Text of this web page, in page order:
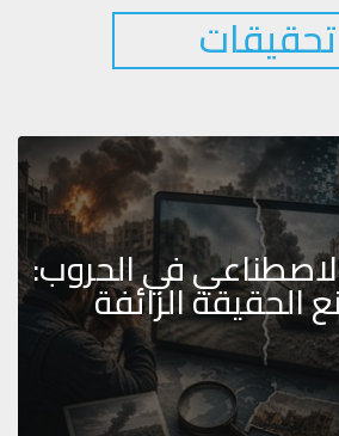
تحقيقات
في الحروب:
الحقيقة الزائفة